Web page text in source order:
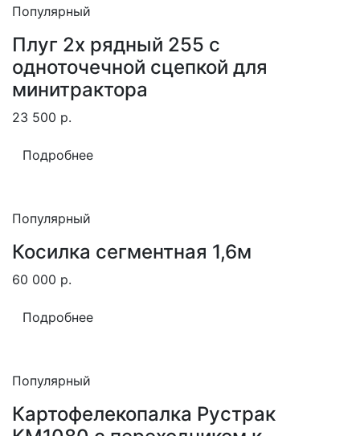
Популярный
Плуг 2х рядный 255 с
одноточечной сцепкой для
минитрактора
23 500 р.
Подробнее
Популярный
Косилка сегментная 1,6м
60 000 р.
Подробнее
Популярный
Картофелекопалка Рустрак